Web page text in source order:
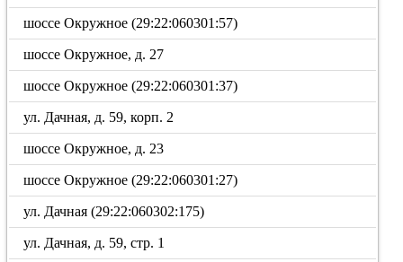
шоссе Окружное (29:22:060301:57)
шоссе Окружное, д. 27
шоссе Окружное (29:22:060301:37)
ул. Дачная, д. 59, корп. 2
шоссе Окружное, д. 23
шоссе Окружное (29:22:060301:27)
ул. Дачная (29:22:060302:175)
ул. Дачная, д. 59, стр. 1